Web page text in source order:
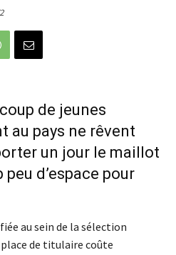
de jeunes
au pays ne rêvent
un jour le maillot
d’espace pour
au sein de la sélection
de titulaire coûte